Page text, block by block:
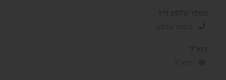
מספר טלפון נייד
דוא"ל